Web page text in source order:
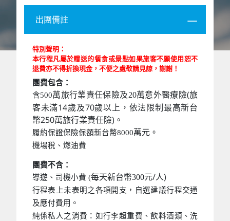
出團備註
特別聲明：
本行程凡屬於贈送的餐食或景點如果旅客不願使用恕不
退費亦不得折換現金，不便之處敬請見諒，謝謝！
團費包含：
含500萬旅行業責任保險及20萬意外醫療險(旅
客未滿14歲及70歲以上，依法限制最高新台
幣250萬旅行業責任險)。
履約保證保險保額新台幣8000萬元。
機場稅、燃油費
團費不含：
導遊、司機小費 (每天新台幣300元/人)
行程表上未表明之各項開支，自選建議行程交通
及應付費用。
純係私人之消費：如行李超重費、飲料酒類、洗